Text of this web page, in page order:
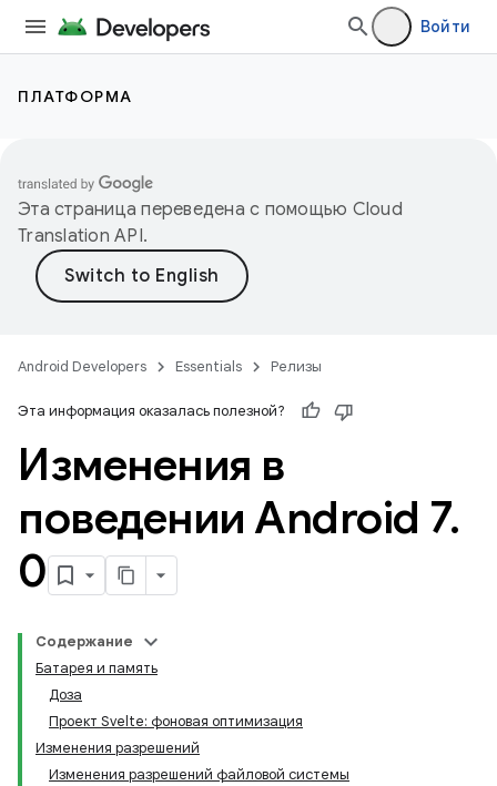
Войти
ПЛАТФОРМА
Эта страница переведена с помощью Cloud
Translation API.
Android Developers Essentials Релизы
Эта информация оказалась полезной?
Изменения в
поведении Android 7.
0
Содержание
Батарея и память
Доза
Проект Svelte: фоновая оптимизация
Изменения разрешений
Изменения разрешений файловой системы